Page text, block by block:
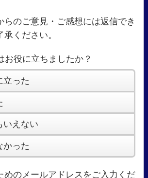
らのご意見・ご感想には返信でき
ください。
お役に立ちましたか？
立った
いえない
かった
めのメールアドレスをご入力くだ